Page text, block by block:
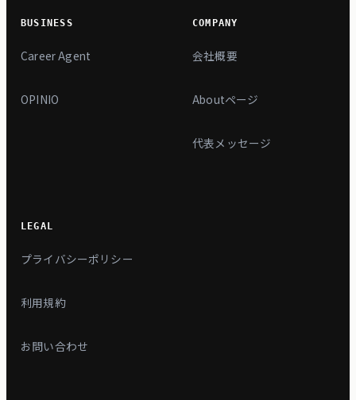
BUSINESS
Career Agent
OPINIO
COMPANY
会社概要
Aboutページ
代表メッセージ
LEGAL
プライバシーポリシー
利用規約
お問い合わせ